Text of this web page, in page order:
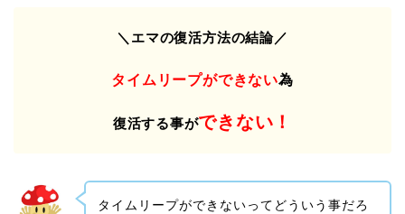
＼エマの復活方法の結論／
タイムリープができない為
復活する事ができない！
タイムリープができないってどういう事だろ